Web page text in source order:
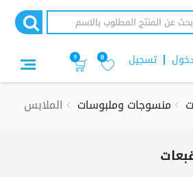
تسجيل 0
0
منسوجات وملبوسات الملابس